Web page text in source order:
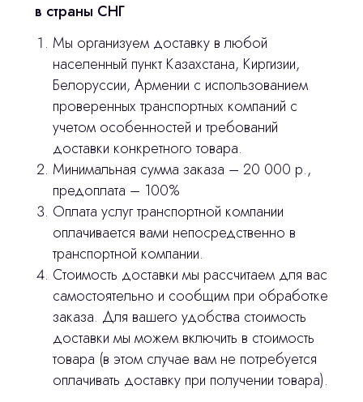
в страны СНГ
Мы организуем доставку в любой
населенный пункт Казахстана, Киргизии,
Белоруссии, Армении с использованием
проверенных транспортных компаний с
учетом особенностей и требований
доставки конкретного товара.
Минимальная сумма заказа – 20 000 р.,
предоплата – 100%
Оплата услуг транспортной компании
оплачивается вами непосредственно в
транспортной компании.
Стоимость доставки мы рассчитаем для вас
самостоятельно и сообщим при обработке
заказа. Для вашего удобства стоимость
доставки мы можем включить в стоимость
товара (в этом случае вам не потребуется
оплачивать доставку при получении товара).
Отправить вопрос
Нажимая на кнопку «Отправить вопрос»
вы соглашаетесь сполитикой
конфиденциальности
сделано
Главная
3D печать
Лицензирование
Изготовление хирургических шаблонов
Оплата и доставка
Политика конфиденциальности
Контакты
stasicus